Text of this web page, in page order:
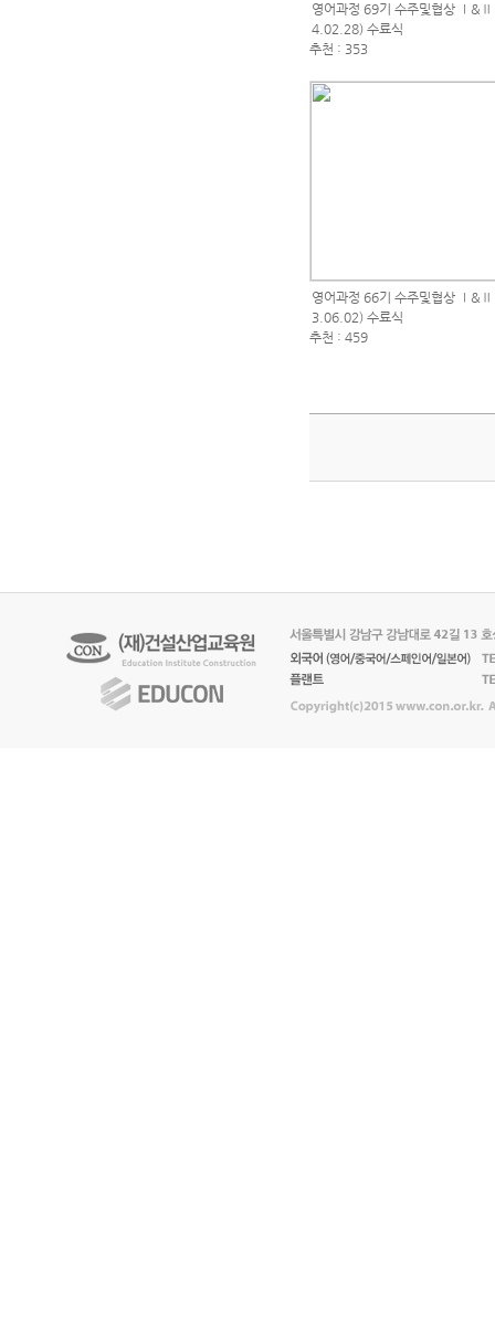
영어과정 69기 수주및협상
4.02.28) 수료식
추천 : 353
영어과정 66기 수주및협상
3.06.02) 수료식
추천 : 459